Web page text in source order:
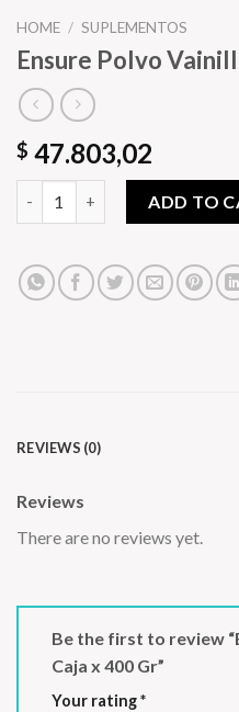
HOME / SUPLEMENTOS
Ensure Polvo
$ 47.803,02
ADD TO
REVIEWS (0)
Reviews
There are no reviews yet.
Be the first to review
Caja x 400 Gr”
Your rating*